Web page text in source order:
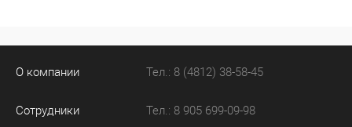
О компании
Сотрудники
Тел.: 8 (4812) 38-58-45
Тел.: 8 905 699-09-98